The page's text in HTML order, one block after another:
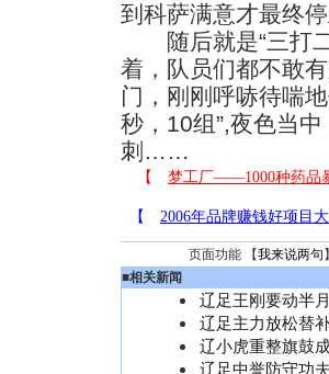
到科萨满意才最终停
随后就是“三打二
着，队员们都不敢
门，刚刚呼哧待喘
秒，10组”,夜色当
刺……
页面功能 【我来说两句
■相关新闻
辽足王刚要动半
辽足主力放松替
辽小虎重整旗鼓
辽足中誉防守功